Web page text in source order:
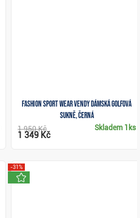
Fashion Sport Wear VENDY dámská golfová
sukně, černá
Skladem 1ks
1 950 Kč
1 349 Kč
-31%